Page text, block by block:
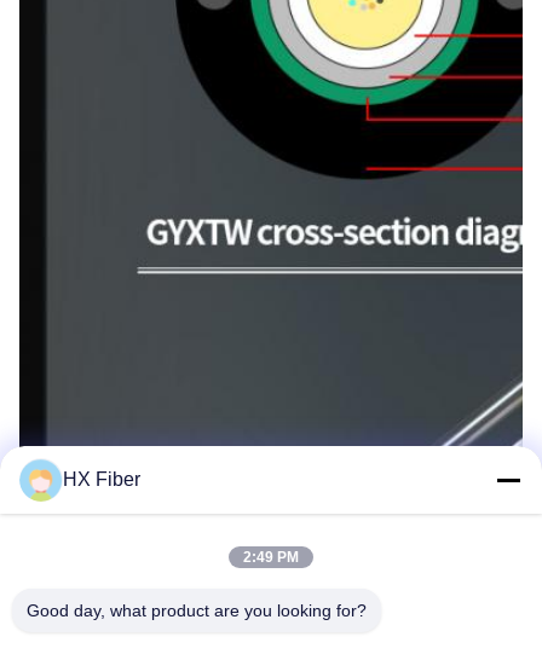
HX Fiber
2:49 PM
Good day, what product are you looking for?